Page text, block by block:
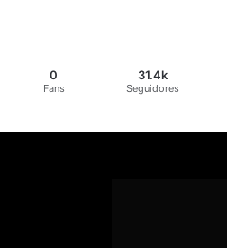
0
Fans
31.4k
Seguidores